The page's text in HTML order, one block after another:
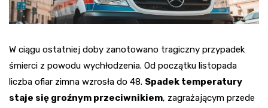
W ciągu ostatniej doby zanotowano tragiczny przypadek
śmierci z powodu wychłodzenia. Od początku listopada
liczba ofiar zimna wzrosła do 48. Spadek temperatury
staje się groźnym przeciwnikiem, zagrażającym przede